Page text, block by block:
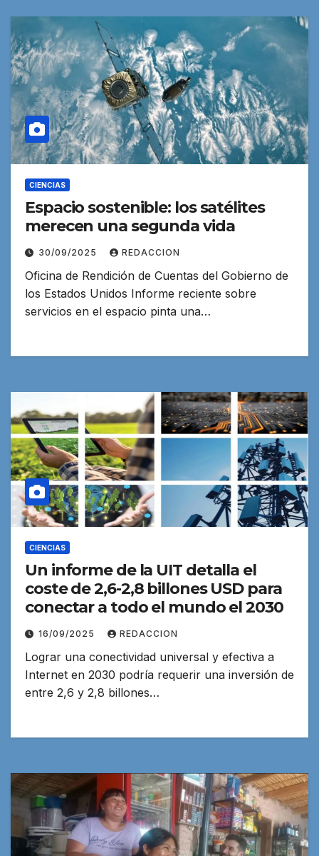
CIENCIAS
Espacio sostenible: los satélites
merecen una segunda vida
30/09/2025 REDACCION
Oficina de Rendición de Cuentas del Gobierno de
los Estados Unidos Informe reciente sobre
servicios en el espacio pinta una…
CIENCIAS
Un informe de la UIT detalla el
coste de 2,6-2,8 billones USD para
conectar a todo el mundo el 2030
16/09/2025 REDACCION
Lograr una conectividad universal y efectiva a
Internet en 2030 podría requerir una inversión de
entre 2,6 y 2,8 billones…